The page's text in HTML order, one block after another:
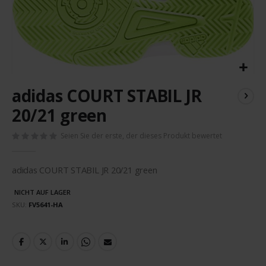
Anfang
der
Bildergalerie
adidas COURT STABIL JR
20/21 green
Seien Sie der erste, der dieses Produkt bewertet
adidas COURT STABIL JR 20/21 green
NICHT AUF LAGER
SKU FV5641-HA